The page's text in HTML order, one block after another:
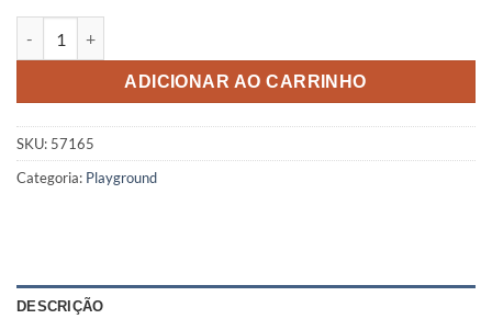
ADICIONAR AO CARRINHO
SKU: 57165
Categoria: Playground
DESCRIÇÃO